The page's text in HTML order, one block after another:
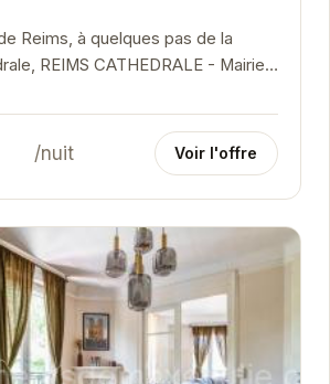
Reims, à quelques pas de la
REIMS CATHEDRALE - Mairie /
un séjour confortable et...
/nuit Voir l'offre